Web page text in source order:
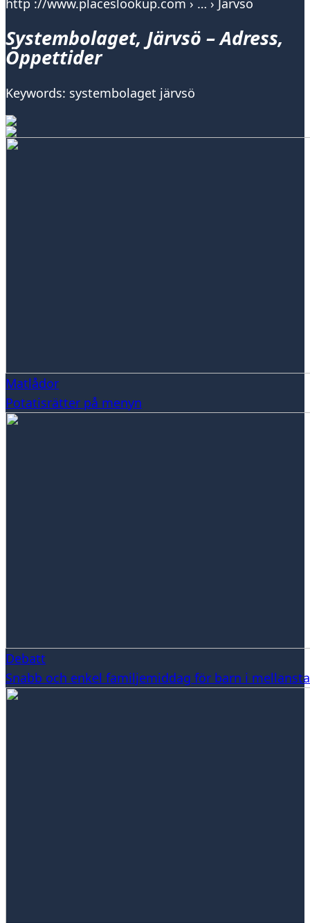
Systembolaget, Järvsö – Adress,
Öppettider
Keywords: systembolaget järvsö
Matlådor
Potatisrätter på menyn
Debatt
Snabb och enkel familjemiddag för barn i